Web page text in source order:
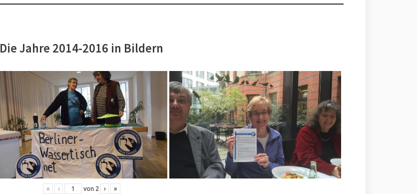
Die Jahre 2014-2016 in Bildern
« ‹ von 2 › »